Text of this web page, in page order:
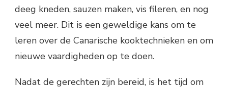
deeg kneden, sauzen maken, vis fileren, en nog
veel meer. Dit is een geweldige kans om te
leren over de Canarische kooktechnieken en om
nieuwe vaardigheden op te doen.
Nadat de gerechten zijn bereid, is het tijd om